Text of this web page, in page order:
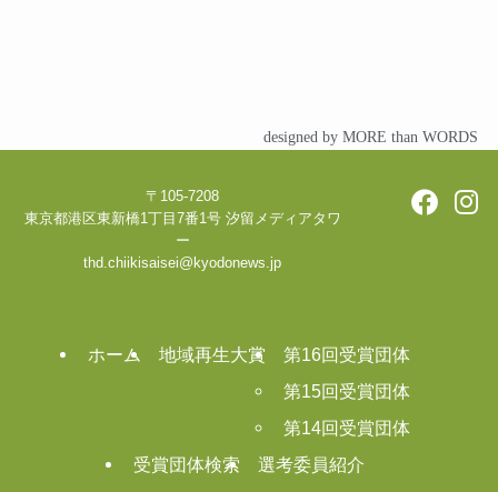
designed by MORE than WORDS
〒105-7208
東京都港区東新橋1丁目7番1号 汐留メディアタワ
ー
thd.chiikisaisei@kyodonews.jp
ホーム 地域再生大賞
第16回受賞団体
第15回受賞団体
第14回受賞団体
受賞団体検索
選考委員紹介